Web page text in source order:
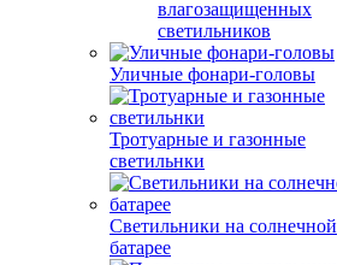
влагозащищенных
светильников
Уличные фонари-головы
Тротуарные и газонные
светильнки
Светильники на солнечной
батарее